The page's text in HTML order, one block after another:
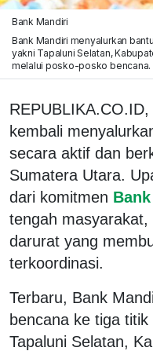
Bank Mandiri
Bank Mandiri menyalurkan
yakni Tapaluni Selatan,
melalui posko-posko bencana.
kembali
secara aktif dan
Sumatera Utara.
dari komitmen
tengah
darurat yang
terkoordinasi.
Terbaru, Bank
bencana ke tiga
Tapaluni Selatan,